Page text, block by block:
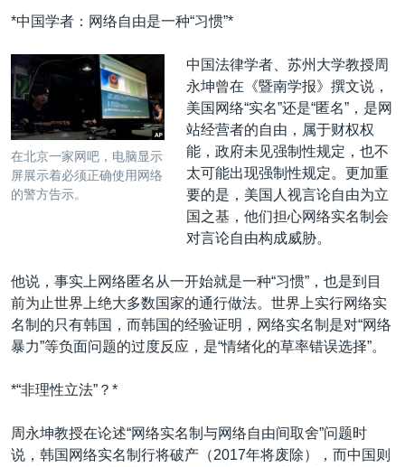
*中国学者：网络自由是一种“习惯”*
在北京一家网吧，电脑显示
屏展示着必须正确使用网络
的警方告示。
中国法律学者、苏州大学教授周
永坤曾在《暨南学报》撰文说，
美国网络“实名”还是“匿名”，是网
站经营者的自由，属于财权权
能，政府未见强制性规定，也不
太可能出现强制性规定。更加重
要的是，美国人视言论自由为立
国之基，他们担心网络实名制会
对言论自由构成威胁。
他说，事实上网络匿名从一开始就是一种“习惯”，也是到目
前为止世界上绝大多数国家的通行做法。世界上实行网络实
名制的只有韩国，而韩国的经验证明，网络实名制是对“网络
暴力”等负面问题的过度反应，是“情绪化的草率错误选择”。
*“非理性立法”？*
周永坤教授在论述“网络实名制与网络自由间取舍”问题时
说，韩国网络实名制行将破产（2017年将废除），而中国则